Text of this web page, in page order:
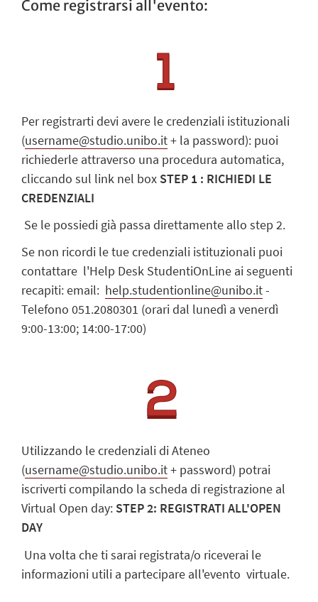
Come registrarsi all'evento:
Per registrarti devi avere le credenziali istituzionali
(username@studio.unibo.it+ la password): puoi
richiederle attraverso una procedura automatica,
cliccando sul link nel box STEP 1 : RICHIEDI LE
CREDENZIALI
Se le possiedi già passa direttamente allo step 2.
Se non ricordi le tue credenziali istituzionali puoi
contattare l'Help Desk StudentiOnLine ai seguenti
recapiti: email: help.studentionline@unibo.it-
Telefono 051.2080301 (orari dal lunedì a venerdì
9:00-13:00; 14:00-17:00)
Utilizzando le credenziali di Ateneo
(username@studio.unibo.it+ password) potrai
iscriverti compilando la scheda di registrazione al
Virtual Open day: STEP 2: REGISTRATI ALL'OPEN
DAY
Una volta che ti sarai registrata/o riceverai le
informazioni utili a partecipare all'evento virtuale.